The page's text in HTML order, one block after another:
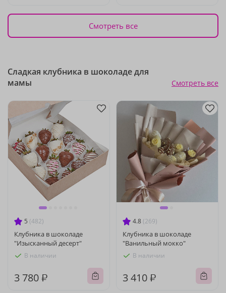
Смотреть все
Сладкая клубника в шоколаде для
мамы
Смотреть все
5 (482)
Клубника в шоколаде
"Изысканный десерт"
В наличии
3 780 ₽
4.8 (269)
Клубника в шоколаде
"Ванильный мокко"
В наличии
3 410 ₽